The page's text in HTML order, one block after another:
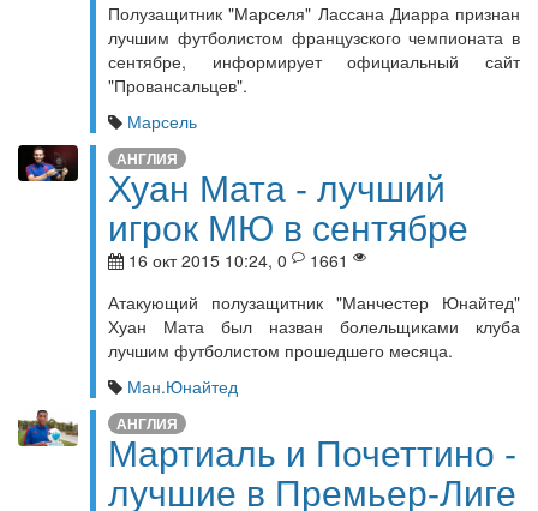
Полузащитник "Марселя" Лассана Диарра признан
лучшим футболистом французского чемпионата в
сентябре, информирует официальный сайт
"Провансальцев".
Марсель
АНГЛИЯ
Хуан Мата - лучший
игрок МЮ в сентябре
16 окт 2015 10:24, 0
1661
Атакующий полузащитник "Манчестер Юнайтед"
Хуан Мата был назван болельщиками клуба
лучшим футболистом прошедшего месяца.
Ман.Юнайтед
АНГЛИЯ
Мартиаль и Почеттино -
лучшие в Премьер-Лиге